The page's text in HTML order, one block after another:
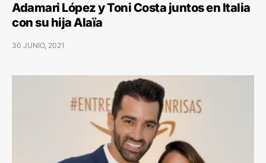
Adamari López y Toni Costa juntos en Italia
con su hija Alaïa
30 JUNIO, 2021